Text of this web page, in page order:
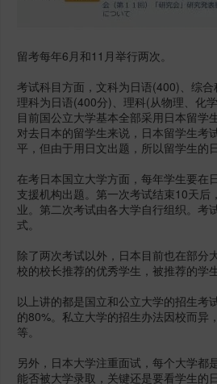
留考每年6月和11月举行两次。
考试科目方面，文科为日语(400)、综
理科为日语(400分)、理科(从物理、化
目前国公立大学基本全部采用日本留
对去日本的留学生来说，日本留学生考
平，但由于用日文出题，所以留学生的
在考日本国立大学方面，每年学生要在
支援机构出题。第一次考试结束10天
业。第二次考试由各大学自行组织。考
式。
除了两次考试以外，日本目前也在部分
校的校长推荐的优秀学生，被推荐的学
以上讲的都是国立和公立大学的招生考
的80%。私立大学的招生办法因校而异
等。
另外，日本大学注重面试，每个大学
能否被大学录取，关键还是要看学生的